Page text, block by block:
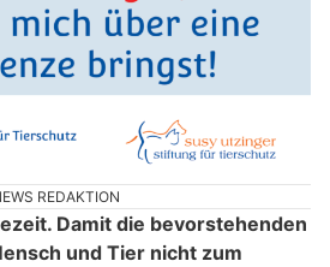
REDAKTION
Damit die bevorstehenden
und Tier nicht zum